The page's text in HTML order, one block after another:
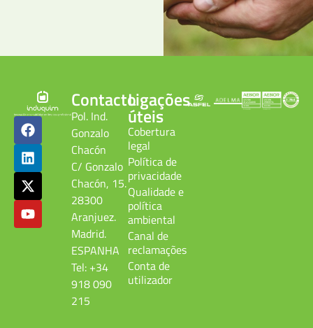
Contacto
Pol. Ind.
Gonzalo
Chacón
C/ Gonzalo
Chacón, 15.
28300
Aranjuez.
Madrid.
ESPANHA
Tel: +34
918 090
215
Ligações
úteis
Cobertura
legal
Política de
privacidade
Qualidade e
política
ambiental
Canal de
reclamações
Conta de
utilizador